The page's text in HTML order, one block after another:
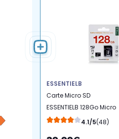
ESSENTIELB
Carte Micro SD
ESSENTIELB 128Go Micro
SDXC
4.1/5(48)